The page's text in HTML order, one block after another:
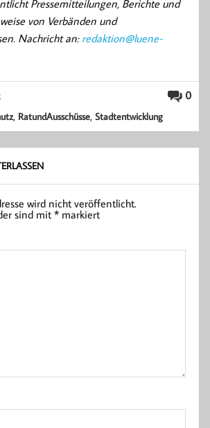
Pressemitteilungen, Berichte und
von Verbänden und
Nachricht an: redaktion@luene-
0
, RatundAusschüsse,Stadtentwicklung
wird nicht veröffentlicht.
sind mit* markiert